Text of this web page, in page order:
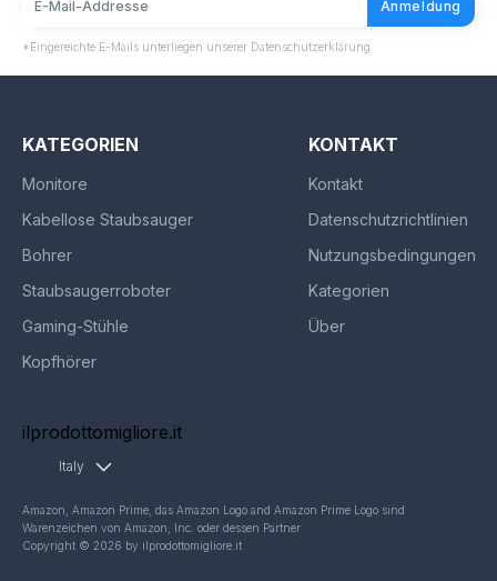
Anmeldung
*Eingereichte E-Mails unterliegen unserer Datenschutzerklärung
KATEGORIEN
Monitore
Kabellose Staubsauger
Bohrer
Staubsaugerroboter
Gaming-Stühle
Kopfhörer
KONTAKT
Kontakt
Datenschutzrichtlinien
Nutzungsbedingungen
Kategorien
Über
ilprodottomigliore.it
Italy
Amazon, Amazon Prime, das Amazon Logo and Amazon Prime Logo sind
Warenzeichen von Amazon, Inc. oder dessen Partner
Copyright © 2026 by ilprodottomigliore.it